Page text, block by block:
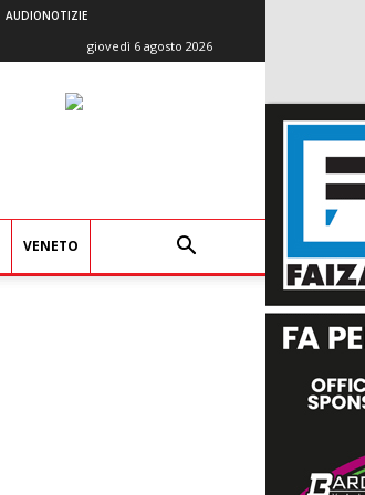
AUDIONOTIZIE
giovedì 6 agosto 2026
VENETO